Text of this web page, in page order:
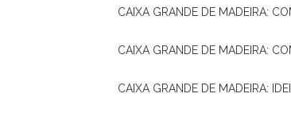
CAIXA GRANDE DE MADEIRA:
CAIXA GRANDE DE MADEIRA:
CAIXA GRANDE DE MADEIRA: